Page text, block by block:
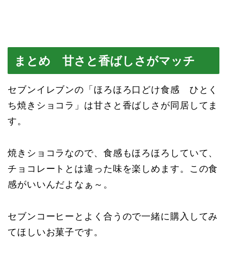
まとめ 甘さと香ばしさがマッチ
セブンイレブンの「ほろほろ口どけ食感 ひとく
ち焼きショコラ」は甘さと香ばしさが同居してま
す。
焼きショコラなので、食感もほろほろしていて、
チョコレートとは違った味を楽しめます。この食
感がいいんだよなぁ～。
セブンコーヒーとよく合うので一緒に購入してみ
てほしいお菓子です。